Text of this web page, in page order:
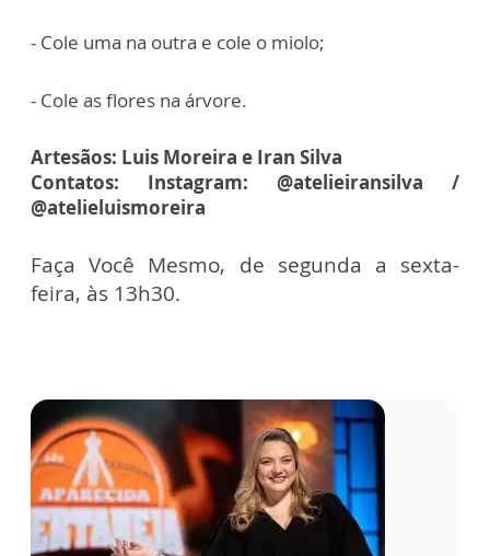
- Cole uma na outra e cole o miolo;
- Cole as flores na árvore.
Artesãos: Luis Moreira e Iran Silva
Contatos: Instagram: @atelieiransilva /
@atelieluismoreira
Faça Você Mesmo, de segunda a sexta-
feira, às 13h30.